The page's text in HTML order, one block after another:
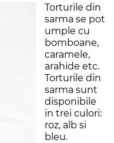
Torturile din
sarma se pot
umple cu
bomboane,
caramele,
arahide etc.
Torturile din
sarma sunt
disponibile
in trei culori:
roz, alb si
bleu.